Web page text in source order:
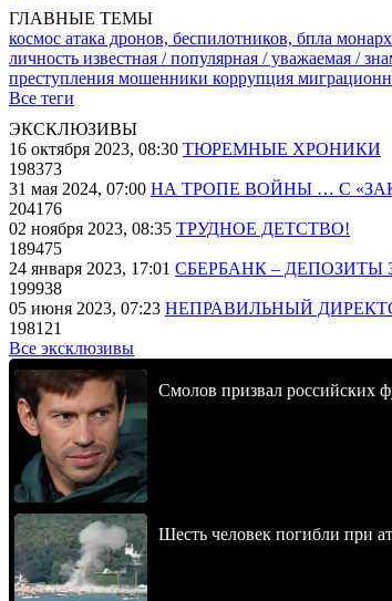
ГЛАВНЫЕ ТЕМЫ
космос атака дронов, беспилотников, бпла
личность известная / популярная / уважаемая /
преступления мошенники коррупция
Все теги
ЭКСКЛЮЗИВЫ
16 октября 2023, 08:30 ТЮРЕМНЫЕ ХРОНИКИ
198373
31 мая 2024, 07:00 НА ТРОПЕ ВОЙНЫ … С
204176
02 ноября 2023, 08:35 ТРУДНОЕ ДЕТСТВО!
189475
24 января 2023, 17:01 СБЕРБАНК –
199938
05 июня 2023, 07:23 НЕПРАВИЛЬНЫЙ
198121
Все эксклюзивы
Смолов призвал российских
Шесть человек погибли при